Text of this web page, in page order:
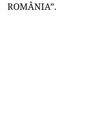
ROMÂNIA”.